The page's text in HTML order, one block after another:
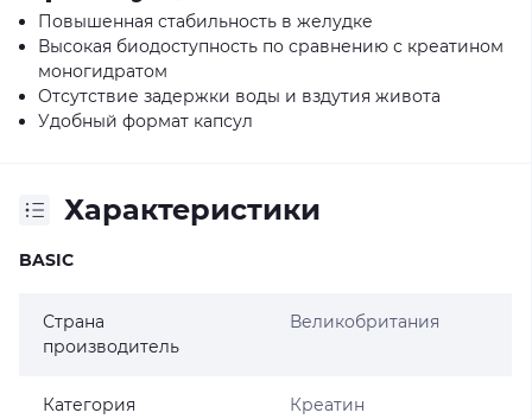
Повышенная стабильность в желудке
Высокая биодоступность по сравнению с креатином
моногидратом
Отсутствие задержки воды и вздутия живота
Удобный формат капсул
Характеристики
BASIC
Страна
производитель
Великобритания
Категория Креатин